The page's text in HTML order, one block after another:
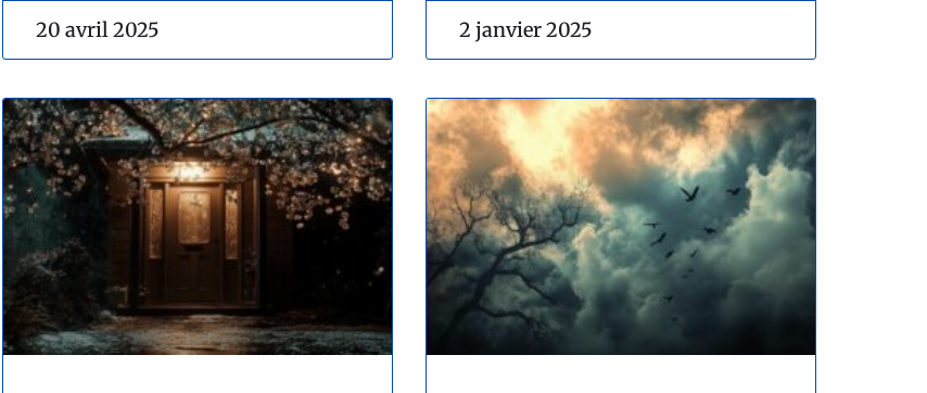
20 avril 2025 2 janvier 2025